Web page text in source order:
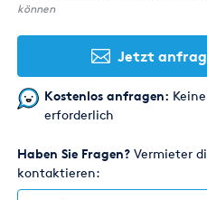
können
Jetzt
Kostenlos anfragen:
erforderlich
Haben Sie Fragen? Vermieter
kontaktieren: